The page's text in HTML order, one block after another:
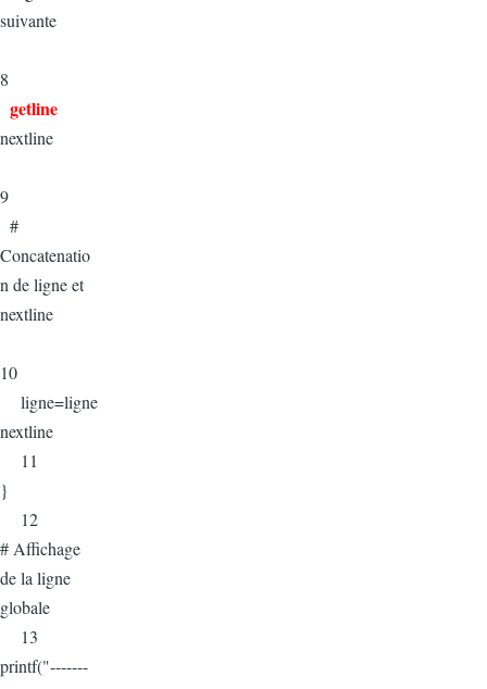
suivante
8
getline
nextline
9
#
Concatenatio
n de ligne et
nextline
10
ligne=ligne
nextline
11
}
12
# Affichage
de la ligne
globale
13
printf("-------